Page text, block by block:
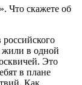
Что скажете об
жили в одной
Это
в плане